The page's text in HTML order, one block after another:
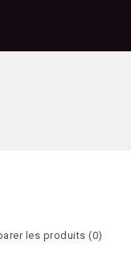
les produits (0)